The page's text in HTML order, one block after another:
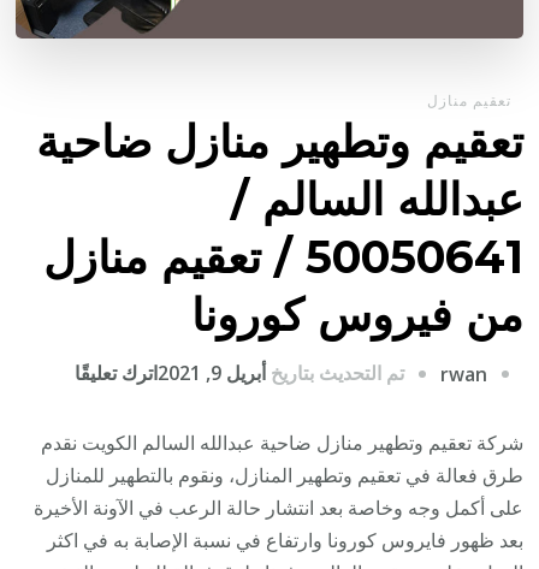
تعقيم منازل
تعقيم وتطهير منازل ضاحية
عبدالله السالم /
50050641 / تعقيم منازل
من فيروس كورونا
rwan تم التحديث بتاريخأبريل 9, 2021 اترك تعليقًا
وتطهير
منازل
ضاحية
عبدالله
شركة تعقيم وتطهير منازل ضاحية عبدالله السالم الكويت نقدم
طرق فعالة في تعقيم وتطهير المنازل، ونقوم بالتطهير للمنازل
على أكمل وجه وخاصة بعد انتشار حالة الرعب في الآونة الأخيرة
بعد ظهور فايروس كورونا وارتفاع في نسبة الإصابة به في اكثر